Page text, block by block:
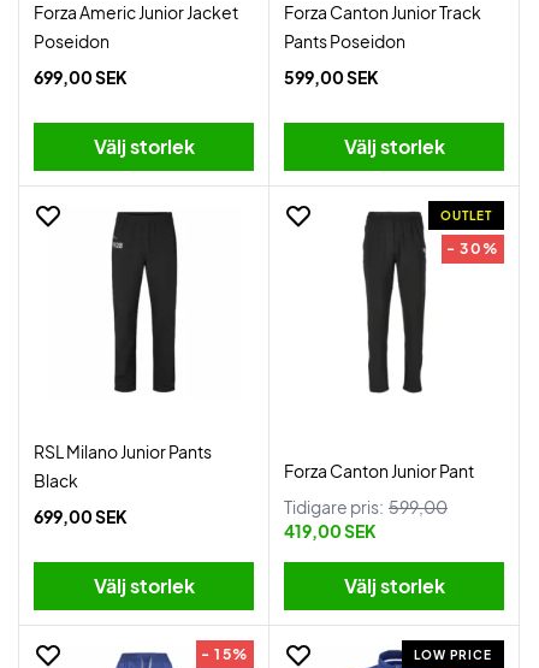
Forza Americ Junior Jacket
Poseidon
699,00 SEK
Välj storlek
Forza Canton Junior Track
Pants Poseidon
599,00 SEK
Välj storlek
RSL Milano Junior Pants
Black
699,00 SEK
Välj storlek
OUTLET
- 30%
Forza Canton Junior Pant
Tidigare pris: 599,00
419,00 SEK
Välj storlek
- 15% LOW PRICE